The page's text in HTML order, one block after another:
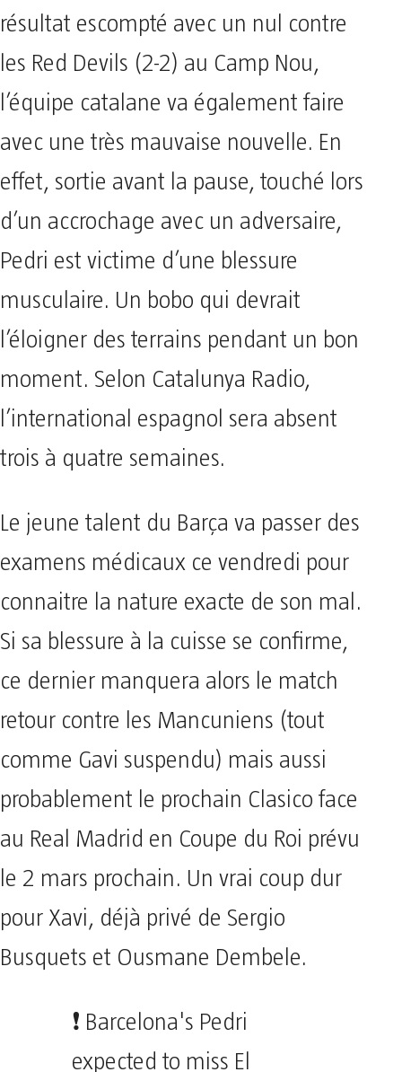
résultat escompté avec un nul contre
les Red Devils (2-2) au Camp Nou,
l’équipe catalane va également faire
avec une très mauvaise nouvelle. En
effet, sortie avant la pause, touché lors
d’un accrochage avec un adversaire,
Pedri est victime d’une blessure
musculaire. Un bobo qui devrait
l’éloigner des terrains pendant un bon
moment. Selon Catalunya Radio,
l’international espagnol sera absent
trois à quatre semaines.
Le jeune talent du Barça va passer des
examens médicaux ce vendredi pour
connaitre la nature exacte de son mal.
Si sa blessure à la cuisse se confirme,
ce dernier manquera alors le match
retour contre les Mancuniens (tout
comme Gavi suspendu) mais aussi
probablement le prochain Clasico face
au Real Madrid en Coupe du Roi prévu
le 2 mars prochain. Un vrai coup dur
pour Xavi, déjà privé de Sergio
Busquets et Ousmane Dembele.
❗️ Barcelona's Pedri
expected to miss El